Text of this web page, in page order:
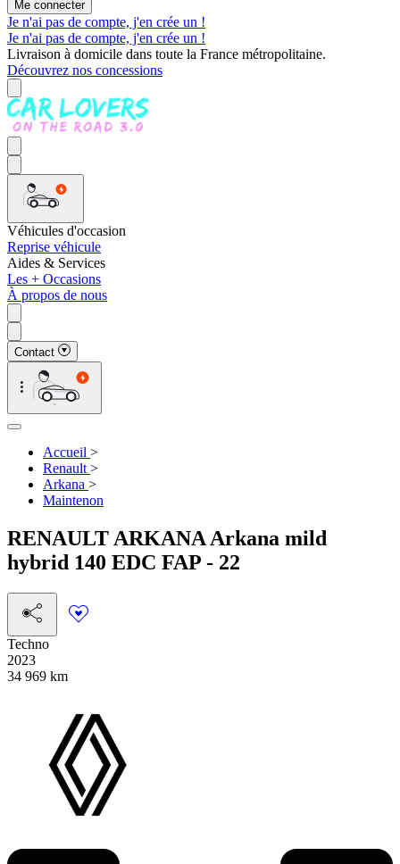
Me connecter
Je n'ai pas de compte, j'en crée un !
Je n'ai pas de compte, j'en crée un !
Livraison à domicile dans toute la France métropolitaine.
Découvrez nos concessions
Véhicules d'occasion
Reprise véhicule
Aides & Services
Les + Occasions
À propos de nous
Contact
Accueil >
Renault >
Arkana >
Maintenon
RENAULT ARKANA Arkana mild
hybrid 140 EDC FAP - 22
Techno
2023
34 969 km